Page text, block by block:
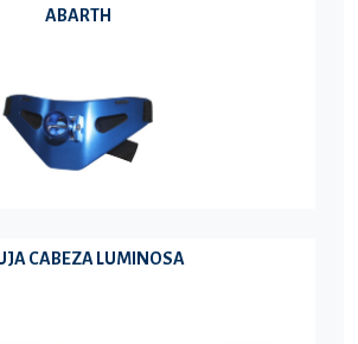
ABARTH
CABEZA LUMINOSA